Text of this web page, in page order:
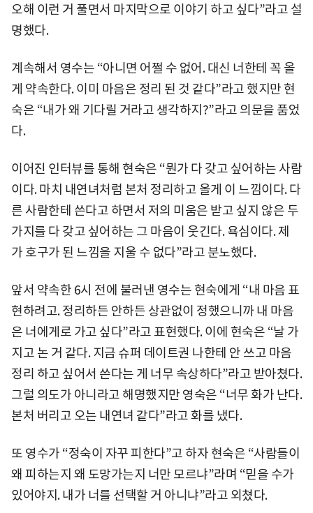
오해 이런 거 풀면서 마지막으로 이야기 하고 싶다”라고 설
명했다.
계속해서 영수는 “아니면 어쩔 수 없어. 대신 너한테 꼭 올
게 약속한다. 이미 마음은 정리 된 것 같다”라고 했지만 현
숙은 “내가 왜 기다릴 거라고 생각하지?”라고 의문을 품었
다.
이어진 인터뷰를 통해 현숙은 “뭔가 다 갖고 싶어하는 사람
이다. 마치 내연녀처럼 본처 정리하고 올게 이 느낌이다. 다
른 사람한테 쓴다고 하면서 저의 미움은 받고 싶지 않은 두
가지를 다 갖고 싶어하는 그 마음이 웃긴다. 욕심이다. 제
가 호구가 된 느낌을 지울 수 없다”라고 분노했다.
앞서 약속한 6시 전에 불러낸 영수는 현숙에게 “내 마음 표
현하려고. 정리하든 안하든 상관없이 정했으니까 내 마음
은 너에게로 가고 싶다”라고 표현했다. 이에 현숙은 “날 가
지고 논 거 같다. 지금 슈퍼 데이트권 나한테 안 쓰고 마음
정리 하고 싶어서 쓴다는 게 너무 속상하다”라고 받아쳤다.
그럴 의도가 아니라고 해명했지만 영숙은 “너무 화가 난다.
본처 버리고 오는 내연녀 같다”라고 화를 냈다.
또 영수가 “정숙이 자꾸 피한다”고 하자 현숙은 “사람들이
왜 피하는지 왜 도망가는지 너만 모르냐”라며 “믿을 수가
있어야지. 내가 너를 선택할 거 아니냐”라고 외쳤다.